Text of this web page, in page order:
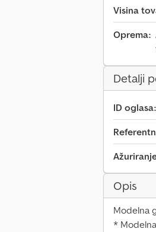
Visina
Oprema:
Detalji
ID oglasa:
Opis
Modelna
*